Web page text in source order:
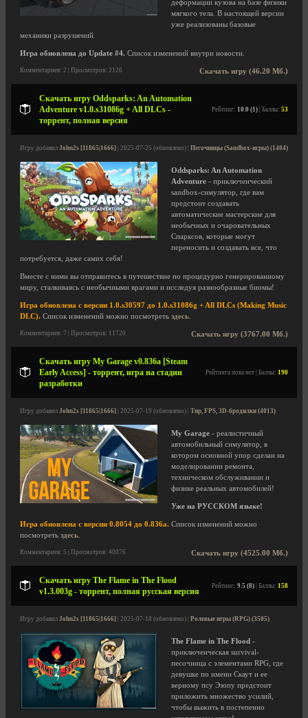
деформации кузова на базе физики
мягкого тела. В настоящей версии
уже реализованы базовые
механики разрушений.
Игра обновлена до Update #4. Список изменений внутри новости.
Скачать игру (46.20 Мб.)
Комментариев: 2 | Просмотров: 2126
Скачать игру Oddsparks: An Automation
Adventure v1.0.s31086g + All DLCs -
торрент, полная версия
Рейтинг: 10.0 (1) | Баллы: 53
Игру добавил John2s [11865|1666] | 2025-07-25 (обновлено) | Песочницы (Sandbox-игры) (1404)
Oddsparks: An Automation
Adventure - приключенческий
sandbox-симулятор, где вам
предстоит создавать
автоматические мастерские для
необычных и очаровательных
Спарксов, которые могут
переносить и создавать все, что
потребуется, даже самих себя!
Вместе с ними вы отправитесь в путешествие по процедурно генерированному
миру, сталкиваясь с необычными врагами и исследуя разнообразные биомы!
Игра обновлена с версии 1.0.s30597 до 1.0.s31086g + All DLCs (Making Music
DLC). Список изменений можно посмотреть здесь
Скачать игру (3767.00 Мб.)
Комментариев: 7 | Просмотров: 11720
Скачать игру My Garage v0.836a [Steam
Early Access] - торрент, игра на стадии
разработки
Рейтинга пока нет | Баллы: 190
Игру добавил John2s [11865|1666] | 2025-07-19 (обновлено) | Тир, FPS, 3D-бродилки (4013)
My Garage - реалистичный
автомобильный симулятор, в
котором основной упор сделан на
моделировании ремонта,
техническом обслуживании и
физике реальных автомобилей!
Уже на РУССКОМ языке!
Игра обновлена с версии 0.8054 до 0.836a. Список изменений можно
посмотреть здесь
Скачать игру (4525.00 Мб.)
Комментариев: 5 | Просмотров: 40076
Скачать игру The Flame in The Flood
v1.3.003g - торрент, полная русская версия
Рейтинг: 9.5 (8) | Баллы: 158
Игру добавил John2s [11865|1666] | 2025-07-18 (обновлено) | Ролевые игры (RPG) (3505)
The Flame in The Flood -
приключенческая survival-
песочница с элементами RPG, где
девушке по имени Скаут и ее
верному псу Эзопу предстоит
приложить множество усилий,
чтобы выжить в постепенно